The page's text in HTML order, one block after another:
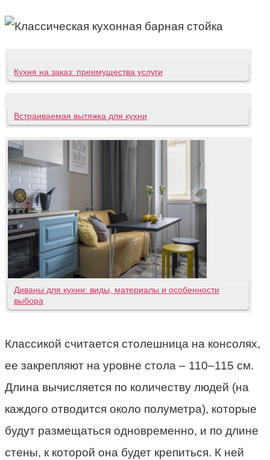
Кухня на заказ: преимущества услуги
Встраиваемая вытяжка для кухни
Диваны для кухни: виды, материалы и особенности
выбора
Классикой считается столешница на консолях,
ее закрепляют на уровне стола – 110–115 см.
Длина вычисляется по количеству людей (на
каждого отводится около полуметра), которые
будут размещаться одновременно, и по длине
стены, к которой она будет крепиться. К ней